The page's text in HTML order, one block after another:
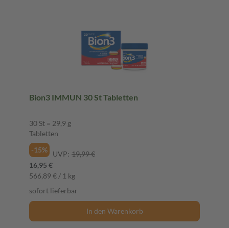
Bion3 IMMUN 30 St Tabletten
30 St = 29,9 g
Tabletten
-15%
UVP: 19,99 €
16,95 €
566,89 € / 1 kg
sofort lieferbar
In den Warenkorb